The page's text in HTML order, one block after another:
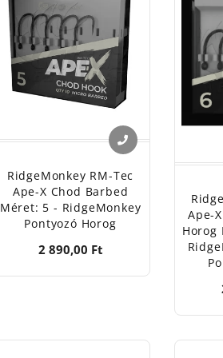
fém felülethez rögzíthető.
zavarja.
étkészletektervezésére.
érdekében. A RidgeMonkey toast
tiszta vízellátásról is gondoskodik
de praktikus termék. A
mellett kifejezetten divatos
RidgeMonkey
online horgászbolt
RidgeMonkey RM-Tec
Ape-X Chod Barbed
Méret: 5 - RidgeMonkey
Pontyozó Horog
2 890,00 Ft
Ape-
Horog